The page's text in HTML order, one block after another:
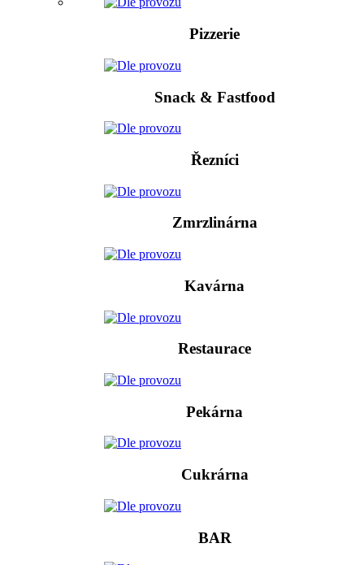
Pizzerie
Snack & Fastfood
Řezníci
Zmrzlinárna
Kavárna
Restaurace
Pekárna
Cukrárna
BAR